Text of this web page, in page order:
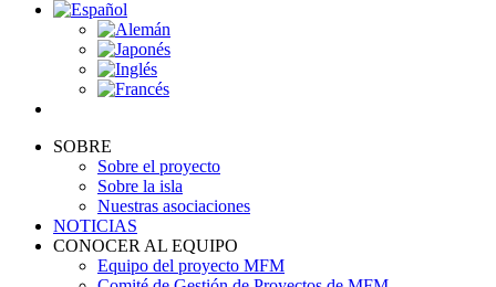
SOBRE
Sobre el proyecto
Sobre la isla
Nuestras asociaciones
NOTICIAS
CONOCER AL EQUIPO
Equipo del proyecto MFM